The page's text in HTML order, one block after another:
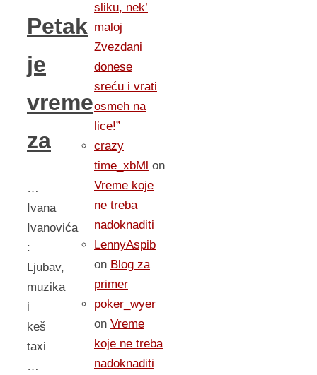
Petak
je
vreme
za
…
Ivana
Ivanovića
:
Ljubav,
muzika
i
keš
taxi
…
sliku, nek’
maloj
Zvezdani
donese
sreću i vrati
osmeh na
lice!”
crazy
time_xbMl on
Vreme koje
ne treba
nadoknaditi
LennyAspib
on Blog za
primer
poker_wyer
on Vreme
koje ne treba
nadoknaditi